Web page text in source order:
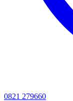
0821 279660